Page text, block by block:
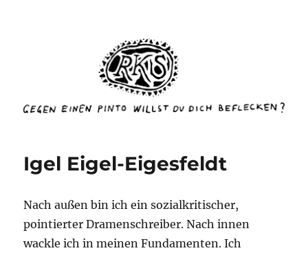
rottenkinckschow
Igel Eigel-Eigesfeldt
Nach außen bin ich ein sozialkritischer,
pointierter Dramenschreiber. Nach innen
wackle ich in meinen Fundamenten. Ich